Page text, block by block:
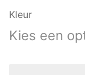
Kleur
Kies een